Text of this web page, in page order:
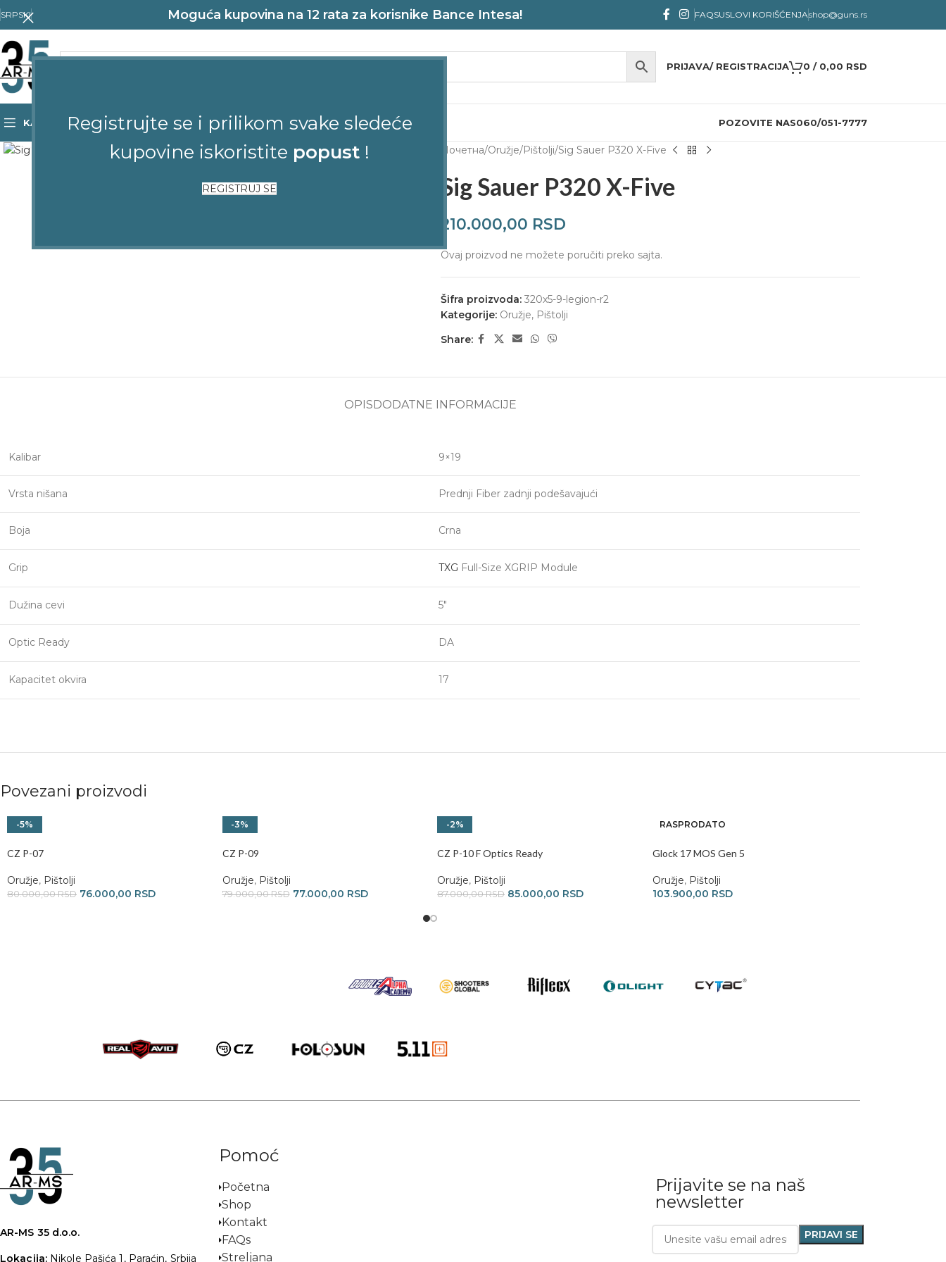
Registrujte se i prilikom svake sledeće
kupovine iskoristite popust !
REGISTRUJ SE
SRPSKI Moguća kupovina na 12 rata za korisnike Bance Intesa! FAQSUSLOVI KORIŠĆENJAshop@guns.rs
PRIJAVA/ REGISTRACIJA 0 / 0,00 RSD
KATEGORIJE POČETNA SHOPKONTAKTSTRELJANA POZOVITE NAS060/051-7777
Click to enlarge
Почетна Oružje Pištolji Sig Sauer P320 X-Five
Sig Sauer P320 X-Five
210.000,00 RSD
Ovaj proizvod ne možete poručiti preko sajta.
Šifra proizvoda: 320x5-9-legion-r2
Kategorije: Oružje, Pištolji
Share:
OPISDODATNE INFORMACIJE
Kalibar 9×19
Vrsta nišana Prednji Fiber zadnji podešavajući
Boja Crna
Grip TXG Full-Size XGRIP Module
Dužina cevi 5″
Optic Ready DA
Kapacitet okvira 17
Povezani proizvodi
-5%
CZ P-07
Oružje, Pištolji
80.000,00RSD 76.000,00 RSD
-3%
CZ P-09
Oružje, Pištolji
79.000,00RSD 77.000,00 RSD
-2%
CZ P-10 F Optics Ready
Oružje, Pištolji
87.000,00RSD 85.000,00 RSD
RASPRODATO
Glock 17 MOS Gen 5
Oružje, Pištolji
103.900,00 RSD
AR-MS 35 d.o.o.
Lokacija:Nikole Pašića 1, Paraćin, Srbija
Pomoć
Početna
Shop
Kontakt
FAQs
Streljana
Prijavite se na naš
newsletter